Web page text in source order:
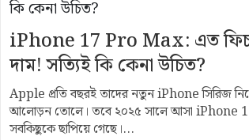
iPhone 17 Pro Max: এত
দাম! সত্যিই কি কেনা উচিত?
Apple প্রতি বছরই তাদের নতুন iPhone সিরিজ
আলোড়ন তোলে। তবে ২০২৫ সালে আসা iPhone
সবকিছুকে ছাপিয়ে গেছে।...